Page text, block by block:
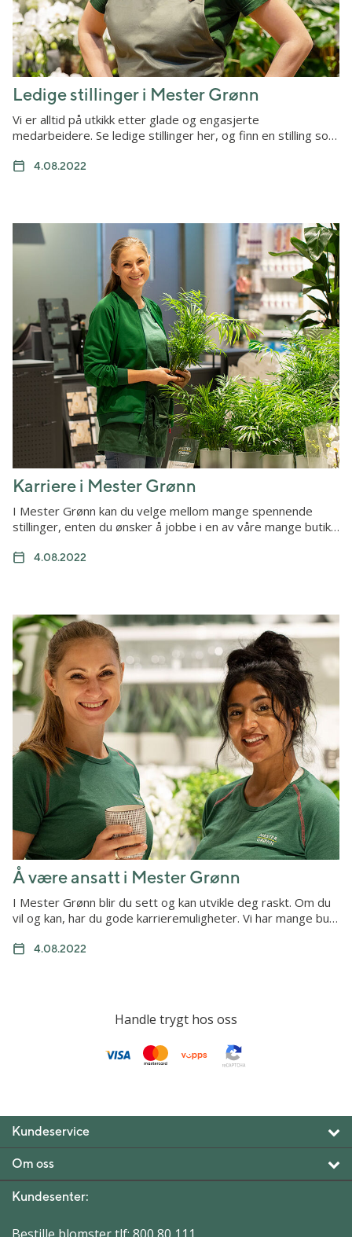
Ledige stillinger i Mester Grønn
Vi er alltid på utkikk etter glade og engasjerte
medarbeidere. Se ledige stillinger her, og finn en stilling so…
4.08.2022
Karriere i Mester Grønn
I Mester Grønn kan du velge mellom mange spennende
stillinger, enten du ønsker å jobbe i en av våre mange butik…
4.08.2022
Å være ansatt i Mester Grønn
I Mester Grønn blir du sett og kan utvikle deg raskt. Om du
vil og kan, har du gode karrieremuligheter. Vi har mange bu…
4.08.2022
Handle trygt hos oss
Kundeservice
Om oss
Kundesenter: